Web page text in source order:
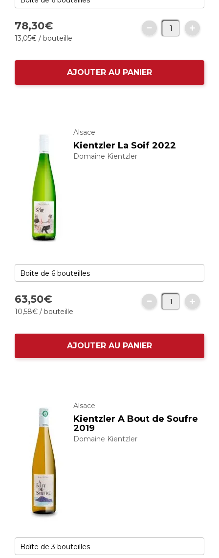
78,30€
13,05€ / bouteille
AJOUTER AU PANIER
Alsace
Kientzler La Soif 2022
Domaine Kientzler
63,50€
10,58€ / bouteille
AJOUTER AU PANIER
Alsace
Kientzler A Bout de Soufre
2019
Domaine Kientzler